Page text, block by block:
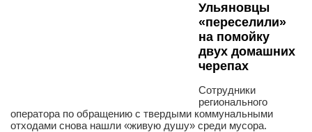
Ульяновцы
«переселили»
на помойку
двух домашних
черепах
Сотрудники
регионального
оператора по обращению с твердыми коммунальными
отходами снова нашли «живую душу» среди мусора.